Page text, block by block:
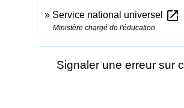
Service national universel open_in_new
Ministère chargé de l'éducation
Signaler une erreur sur